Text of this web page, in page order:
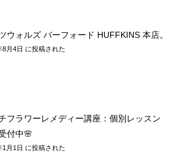
ウォルズ バーフォード HUFFKINS 本店。
8月4日 に投稿された
フラワーレメディー講座：個別レッスン
付中🌸
1月1日 に投稿された